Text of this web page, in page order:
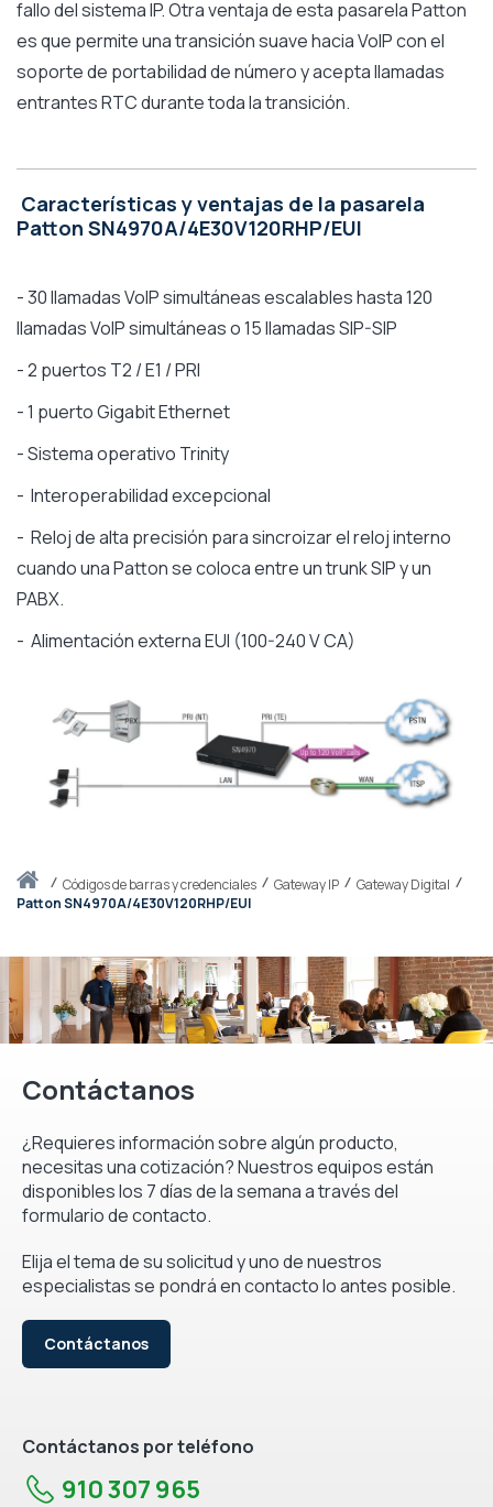
Iniciocódigos de barras y credenciales Gateway IP
Gateway Digital
Patton SN4970A/4E30V120RHP/EUI
fallo del sistema IP. Otra ventaja de esta pasarela Patton
es que permite una transición suave hacia VoIP con el
soporte de portabilidad de número y acepta llamadas
entrantes RTC durante toda la transición.
Características y ventajas de la pasarela
Patton SN4970A/4E30V120RHP/EUI
- 30 llamadas VoIP simultáneas escalables hasta 120
llamadas VoIP simultáneas o 15 llamadas SIP-SIP
- 2 puertos T2 / E1 / PRI
- 1 puerto Gigabit Ethernet
- Sistema operativo Trinity
- Interoperabilidad excepcional
- Reloj de alta precisión parasincroizar el reloj interno
cuando una Patton se coloca entre un trunk SIP y un
PABX.
- Alimentación externa EUI (100-240 V CA)
Contáctanos
¿Requieres información sobre algún producto,
necesitas una cotización? Nuestros equipos están
disponibles los 7 días de la semana a través del
formulario de contacto.
Elija el tema de su solicitud y uno de nuestros
especialistas se pondrá en contacto lo antes posible.
Contáctanos
Contáctanos por teléfono
910 307 965